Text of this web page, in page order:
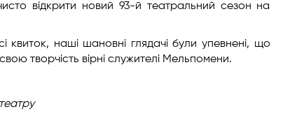
відкрити новий 93-й театральний сезон на
наші шановні глядачі були упевнені, що
творчість вірні служителі Мельпомени.